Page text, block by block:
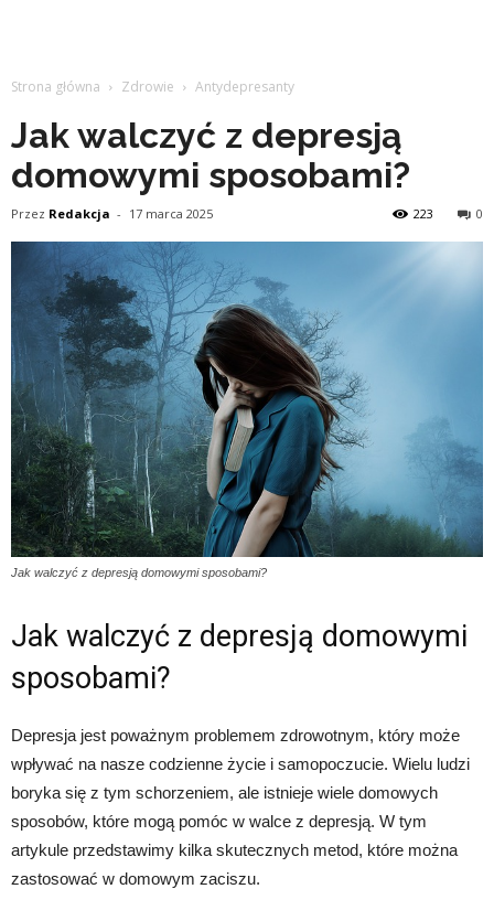
Strona główna Zdrowie Antydepresanty
Jak walczyć z depresją
domowymi sposobami?
Przez Redakcja - 17 marca 2025 0
223
Jak walczyć z depresją domowymi sposobami?
Jak walczyć z depresją domowymi
sposobami?
Depresja jest poważnym problemem zdrowotnym, który może
wpływać na nasze codzienne życie i samopoczucie. Wielu ludzi
boryka się z tym schorzeniem, ale istnieje wiele domowych
sposobów, które mogą pomóc w walce z depresją. W tym
artykule przedstawimy kilka skutecznych metod, które można
zastosować w domowym zaciszu.